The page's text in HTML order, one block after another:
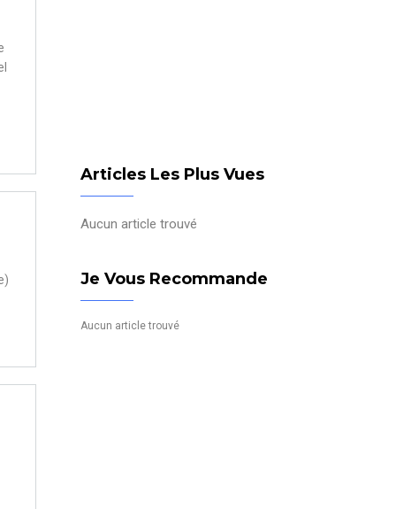
Articles Les Plus Vues
Aucun article trouvé
Je Vous Recommande
Aucun article trouvé